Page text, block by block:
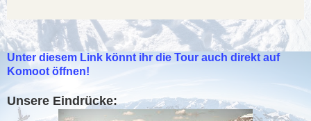
Unter diesem Link könnt ihr die Tour auch direkt auf
Komoot öffnen!
Unsere Eindrücke: